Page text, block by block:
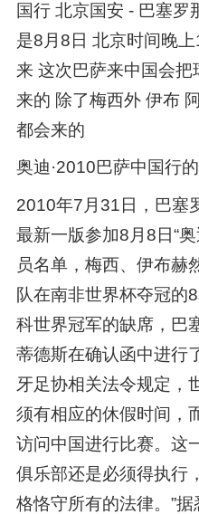
国行 北京国安 - 巴塞罗
是8月8日 北京时间晚
来 这次巴萨来中国会
来的 除了梅西外 伊布
都会来的
奥迪·2010巴萨中国行
2010年7月31日，巴塞
最新一版参加8月8日“
员名单，梅西、伊布赫
队在南非世界杯夺冠的
科世界冠军的缺席，巴
蒂德斯在确认函中进行
牙足协相关法令规定，
须有相应的休假时间，
访问中国进行比赛。这
俱乐部还是必须得执行
格恪守所有的法律。”